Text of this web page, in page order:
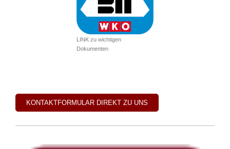
LINK zu wichtigen
Dokumenten
KONTAKTFORMULAR DIREKT ZU UNS